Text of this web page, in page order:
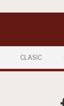
CLASIC